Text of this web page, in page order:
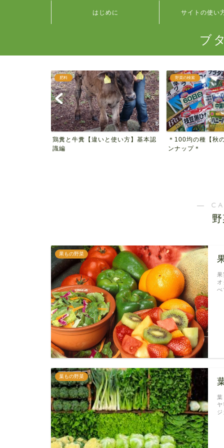
はじめに サイトの使い
ブ
肥料
鶏糞と牛糞【違いと使い方】基本認
識編
野菜の検索
＊100均の種【秋
ンナップ＊
―
果もの野菜
果
葉もの野菜
葉